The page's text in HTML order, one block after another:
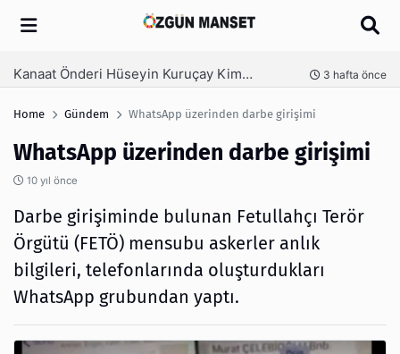
Arama
Kanaat Önderi Hüseyin Kuruçay Kimdir? 3 hafta önce
Home Gündem WhatsApp üzerinden darbe girişimi
WhatsApp üzerinden darbe girişimi
10 yıl önce
Darbe girişiminde bulunan Fetullahçı Terör
Örgütü (FETÖ) mensubu askerler anlık
bilgileri, telefonlarında oluşturdukları
WhatsApp grubundan yaptı.